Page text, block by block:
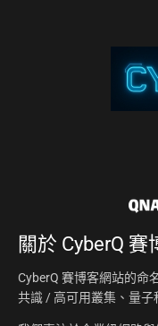
關於 CyberQ 賽
CyberQ 賽博客網站的命
共識 / 高可用叢集、量子